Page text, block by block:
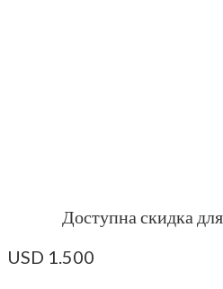
Доступна скидка
USD 1.500